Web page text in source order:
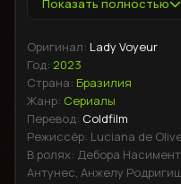
меняющего её
где её собственные
только ей, но и тем, о ком
сделать выбор: оставить
том, что происходит на
Показать полностью
Оригинал: Lady Voyeur
Год: 2023
Страна: Бразилия
Жанр: Сериалы
Перевод: Coldfilm
Режиссёр: Luciana de
В ролях: Дебора
Антунес, Анжелу